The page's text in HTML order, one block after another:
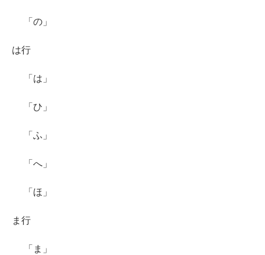
「の」
は行
「は」
「ひ」
「ふ」
「へ」
「ほ」
ま行
「ま」